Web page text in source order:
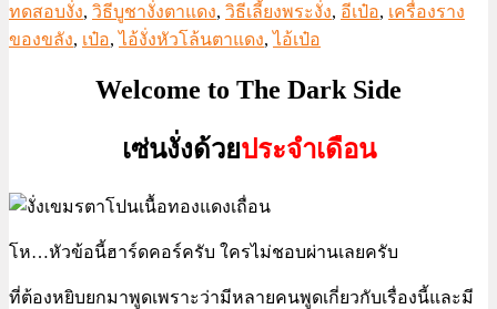
ทดสอบงั่ง, วิธีบูชางั่งตาแดง, วิธีเลี้ยงพระงั่ง, อีเป๋อ, เครื่องราง
ของขลัง, เป๋อ,ไอ้งั่งหัวโล้นตาแดง,ไอ้เป๋อ
Welcome to The Dark Side
เซ่นงั่งด้วยประจำเดือน
โห…หัวข้อนี้ฮาร์ดคอร์ครับ ใครไม่ชอบผ่านเลยครับ
ที่ต้องหยิบยกมาพูดเพราะว่ามีหลายคนพูดเกี่ยวกับเรื่องนี้และมี